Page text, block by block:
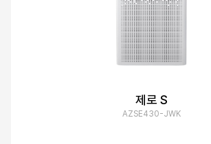
제로 S
AZSE430-JWK